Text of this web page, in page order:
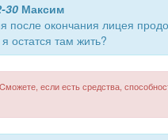
30 Максим
после окончания лицея
остатся там жить?
Cможете, если есть средства,